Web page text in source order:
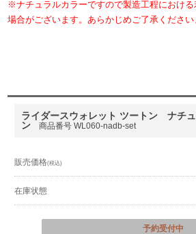
※ナチュラルカラーですので製造工程におけ
場合がございます。あらかじめご了承ください
ライダースウォレット ツートン ナチ
ン
商品番号 WL060-nadb-set
販売価格(税込)
在庫状態
予約受付中